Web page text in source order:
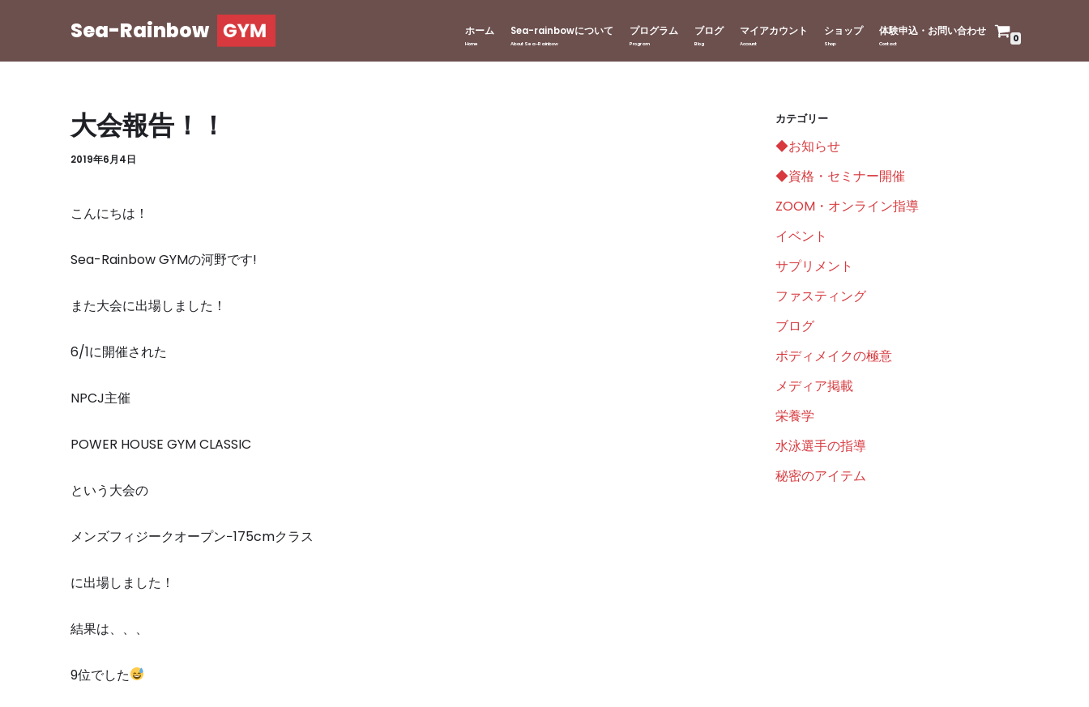
ン
Sea-Rainbow ホーム Sea-rainbowについて プログラム ブログ マイアカウント ショップ 体験申込・お問い合わせ
0
大会報告！！
2019年6月4日
こんにちは！
Sea-Rainbow GYMの河野です!
また大会に出場しました！
6/1に開催された
NPCJ主催
POWER HOUSE GYM CLASSIC
という大会の
メンズフィジークオープン−175cmクラス
に出場しました！
結果は、、、
9位でした
カテゴリー
◆お知らせ
◆資格・セミナー開催
ZOOM・オンライン指導
イベント
サプリメント
ファスティング
ブログ
ボディメイクの極意
メディア掲載
栄養学
水泳選手の指導
秘密のアイテム